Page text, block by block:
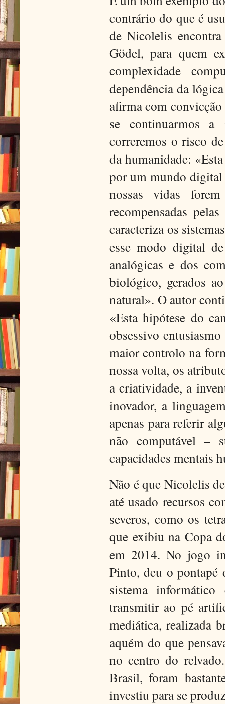
contrário do que é
de Nicolelis
Gödel, para quem
complexidade
dependência da
afirma com
se continuarmos a
correremos o risco
da humanidade:
por um mundo digital
nossas vidas
recompensadas
caracteriza os
esse modo digital
analógicas e dos
biológico, gerados
natural». O autor
«Esta hipótese do
obsessivo
maior controlo na
nossa volta, os
a criatividade, a
inovador, a
apenas para referir
não computável –
capacidades mentais
Não é que Nicolelis
até usado recursos
severos, como os
que exibiu na Copa
em 2014. No jogo
Pinto, deu o pontapé
sistema
transmitir ao pé
mediática, realizada
aquém do que
no centro do
Brasil, foram
investiu para se